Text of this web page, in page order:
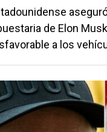
de Elon
a los